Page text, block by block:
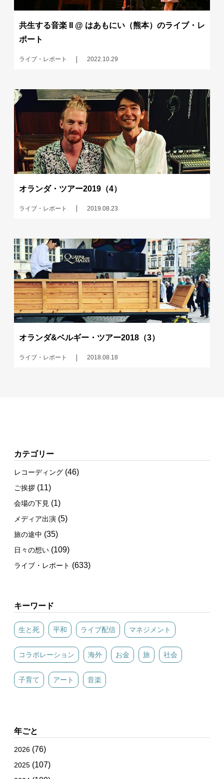
共生する音楽 II @ はあもにい（熊本）のライブ・レ
ポート
ライブ・レポート 2022.10.29
オランダ・ツアー2019（4）
ライブ・レポート 2019.08.23
オランダ&ベルギー・ツアー2018（3）
ライブ・レポート 2018.08.18
カテゴリー
レコーディング (46)
ご挨拶 (11)
会場の下見 (1)
メディア出演 (5)
旅の途中 (35)
日々の想い (109)
ライブ・レポート (633)
キーワード
生と死 平和 ライブ配信 マネジメント
コラボレーション 海外 お金 旅 社会
子育て アート 音楽
年ごと
2026 (76)
2025 (107)